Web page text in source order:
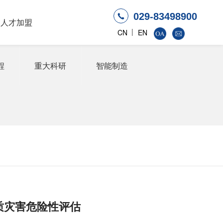
人才加盟 029-83498900
CN | EN
重大科研 智能制造
害危险性评估